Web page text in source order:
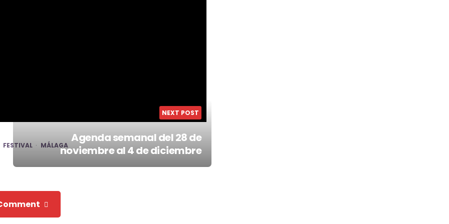
FESTIVAL MÁLAGA
NEXT POST
Agenda semanal del 28 de
noviembre al 4 de diciembre